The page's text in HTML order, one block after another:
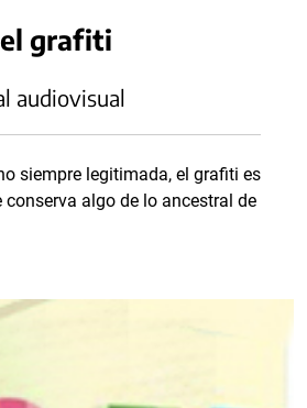
grafiti
audiovisual
siempre legitimada, el grafiti es
conserva algo de lo ancestral de